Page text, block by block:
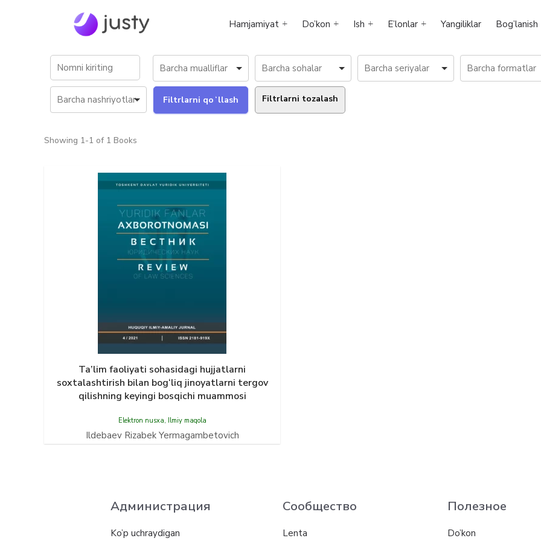
Hamjamiyat Do’kon Ish E’lonlar Yangiliklar Bog’lanish
Filtrlarni tozalash
Showing 1-1 of 1 Books
Ta’lim faoliyati sohasidagi hujjatlarni
soxtalashtirish bilan bog‘liq jinoyatlarni tergov
qilishning keyingi bosqichi muammosi
Elektron nusxa, Ilmiy maqola
Ildebaev Rizabek Yermagambetovich
Администрация
Ko’p uchraydigan
Сообщество
Lenta
Полезное
Do’kon